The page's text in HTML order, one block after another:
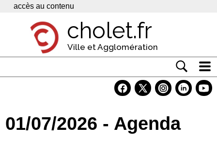
Panneau de gestion des cookies
accès au contenu
cholet.fr
Ville et Agglomération
Economie
01/07/2026 - Agenda